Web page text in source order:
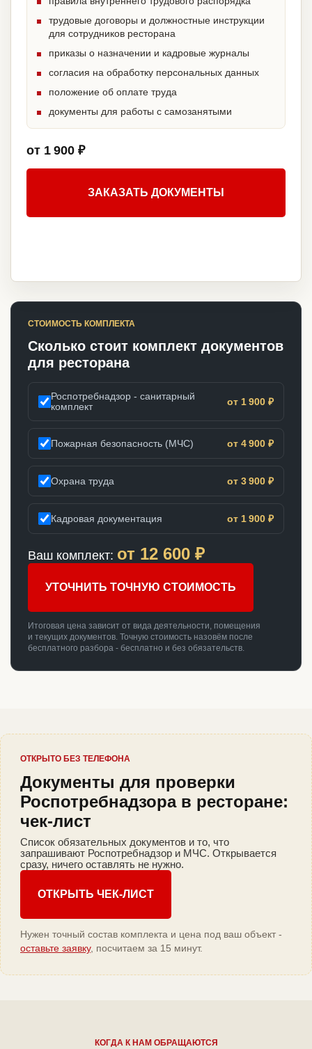
трудовые договоры и должностные инструкции
для сотрудников ресторана
приказы о назначении и кадровые журналы
согласия на обработку персональных данных
положение об оплате труда
документы для работы с самозанятыми
от 1 900 ₽
ЗАКАЗАТЬ ДОКУМЕНТЫ
СТОИМОСТЬ КОМПЛЕКТА
Сколько стоит комплект документов
для ресторана
Роспотребнадзор - санитарный
комплект
от 1 900 ₽
Пожарная безопасность (МЧС) от 4 900 ₽
Охрана труда от 3 900 ₽
Кадровая документация от 1 900 ₽
Ваш комплект: от 12 600 ₽
УТОЧНИТЬ ТОЧНУЮ СТОИМОСТЬ
Итоговая цена зависит от вида деятельности, помещения
и текущих документов. Точную стоимость назовём после
бесплатного разбора - бесплатно и без обязательств.
ОТКРЫТО БЕЗ ТЕЛЕФОНА
Документы для проверки
Роспотребнадзора в ресторане:
чек-лист
Список обязательных документов и то, что
запрашивают Роспотребнадзор и МЧС. Открывается
сразу, ничего оставлять не нужно.
ОТКРЫТЬ ЧЕК-ЛИСТ
Нужен точный состав комплекта и цена под ваш объект -
оставьте заявку, посчитаем за 15 минут.
КОГДА К НАМ ОБРАЩАЮТСЯ